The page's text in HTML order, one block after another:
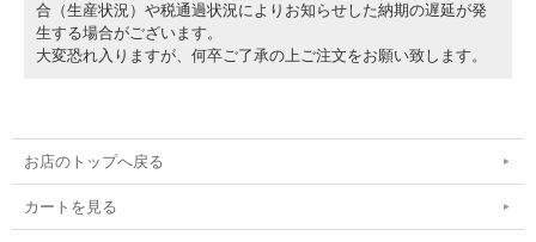
合（生産状況）や税通過状況によりお知らせした納期の遅延が発
生する場合がございます。
大変恐れ入りますが、何卒ご了承の上ご注文をお願い致します。
お店のトップへ戻る
カートを見る